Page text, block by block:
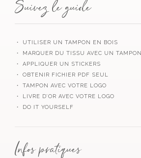
Suivez le guide
・ UTILISER UN TAMPON EN BOIS
・ MARQUER DU TISSU AVEC UN TAMPON
・ APPLIQUER UN STICKERS
・ OBTENIR FICHIER PDF SEUL
・ TAMPON AVEC VOTRE LOGO
・ LIVRE D’OR AVEC VOTRE LOGO
・ DO IT YOURSELF
Infos pratiques